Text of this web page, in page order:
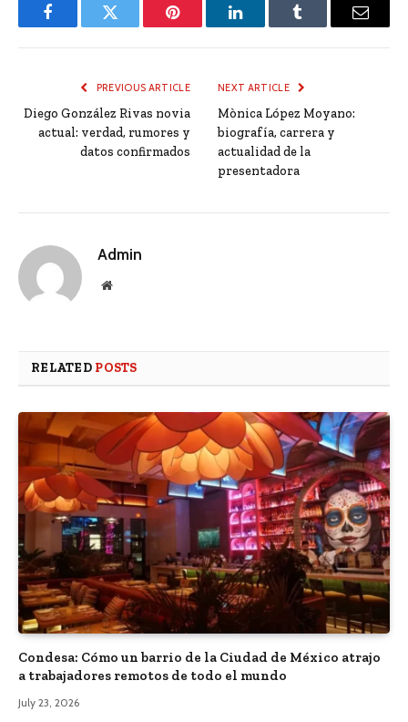
FacebookTwitter Pinterest LinkedInTumblr Email
PREVIOUS ARTICLE
Diego González Rivas novia
actual: verdad, rumores y
datos confirmados
NEXT ARTICLE
Mònica López Moyano:
biografía, carrera y
actualidad de la
presentadora
Admin
Website
RELATED POSTS
Condesa: Cómo un barrio de la Ciudad de México atrajo
a trabajadores remotos de todo el mundo
July 23, 2026